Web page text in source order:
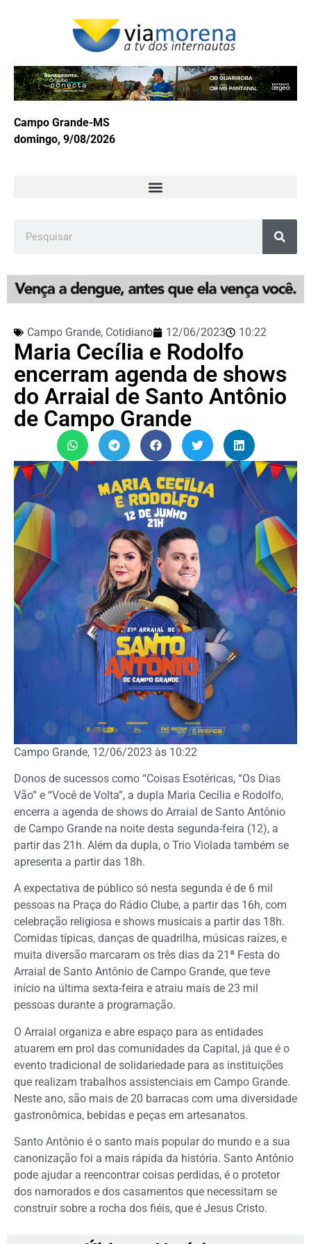
Campo Grande-MS
domingo, 9/08/2026
Campo Grande, Cotidiano 12/06/2023 10:22
Maria Cecília e Rodolfo
encerram agenda de shows
do Arraial de Santo Antônio
de Campo Grande
Campo Grande, 12/06/2023 às 10:22
Donos de sucessos como “Coisas Esotéricas, “Os Dias
Vão” e “Você de Volta”, a dupla Maria Cecília e Rodolfo,
encerra a agenda de shows do Arraial de Santo Antônio
de Campo Grande na noite desta segunda-feira (12), a
partir das 21h. Além da dupla, o Trio Violada também se
apresenta a partir das 18h.
A expectativa de público só nesta segunda é de 6 mil
pessoas na Praça do Rádio Clube, a partir das 16h, com
celebração religiosa e shows musicais a partir das 18h.
Comidas típicas, danças de quadrilha, músicas raízes, e
muita diversão marcaram os três dias da 21ª Festa do
Arraial de Santo Antônio de Campo Grande, que teve
início na última sexta-feira e atraiu mais de 23 mil
pessoas durante a programação.
O Arraial organiza e abre espaço para as entidades
atuarem em prol das comunidades da Capital, já que é o
evento tradicional de solidariedade para as instituições
que realizam trabalhos assistenciais em Campo Grande.
Neste ano, são mais de 20 barracas com uma diversidade
gastronômica, bebidas e peças em artesanatos.
Santo Antônio é o santo mais popular do mundo e a sua
canonização foi a mais rápida da história. Santo Antônio
pode ajudar a reencontrar coisas perdidas, é o protetor
dos namorados e dos casamentos que necessitam se
construir sobre a rocha dos fiéis, que é Jesus Cristo.